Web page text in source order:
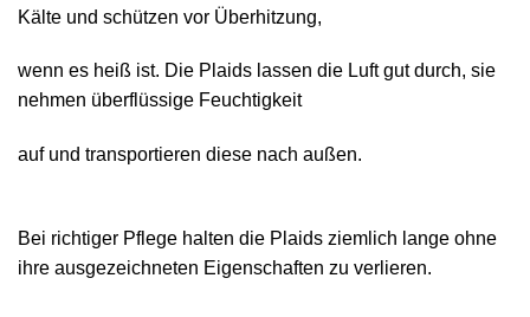
Kälte und schützen vor Überhitzung,
wenn es heiß ist. Die Plaids lassen die Luft gut durch, sie
nehmen überflüssige Feuchtigkeit
auf und transportieren diese nach außen.
Bei richtiger Pflege halten die Plaids ziemlich lange ohne
ihre ausgezeichneten Eigenschaften zu verlieren.